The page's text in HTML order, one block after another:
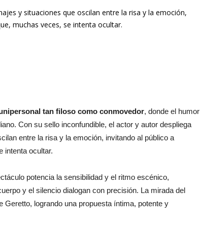
y situaciones que oscilan entre la risa y la emoción,
muchas veces, se intenta ocultar.
tan filoso como conmovedor, donde el humor
Con su sello inconfundible, el actor y autor despliega
entre la risa y la emoción, invitando al público a
intenta ocultar.
potencia la sensibilidad y el ritmo escénico,
y el silencio dialogan con precisión. La mirada del
logrando una propuesta íntima, potente y